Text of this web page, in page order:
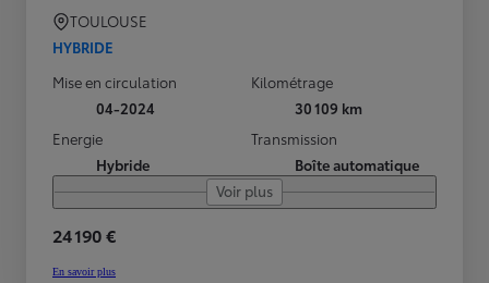
TOULOUSE
HYBRIDE
Mise en circulation
04-2024
Kilométrage
30 109 km
Energie
Hybride
Transmission
Boîte automatique
Voir plus
24 190 €
En savoir plus